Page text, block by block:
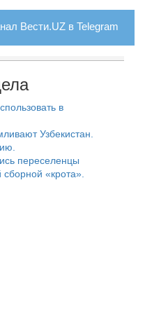
Вести.UZ в Telegram
в
Узбекистан.
переселенцы
«крота».